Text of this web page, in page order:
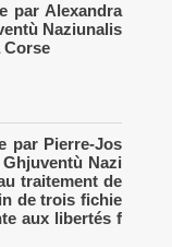
par Alexandra
Naziunalis
Corse
par Pierre-Jos
Nazi
traitement de
de trois fichie
aux libertés f